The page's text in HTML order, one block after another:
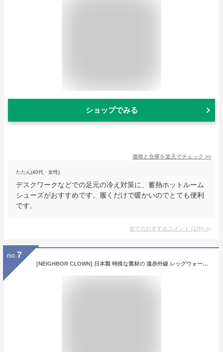
ショップでみる
価格と在庫を楽天でチェック >>
たたん(40代・女性)
デスクワークなどでの足元の冷え対策に、蓄熱ホットルーム
シューズがおすすめです。履くだけで暖かいのでとても便利
です。
全てのおすすめコメント (1件) >
no. 7
[NEIGHBOR CLOWN] 日本製 特殊な素材の 遠赤外線 レッグウォーマー ロング あったか 防寒 極暖 防寒 冷え性 冷えとり 冷え対策 キルティング 柔らかナイロン RCステッカー付